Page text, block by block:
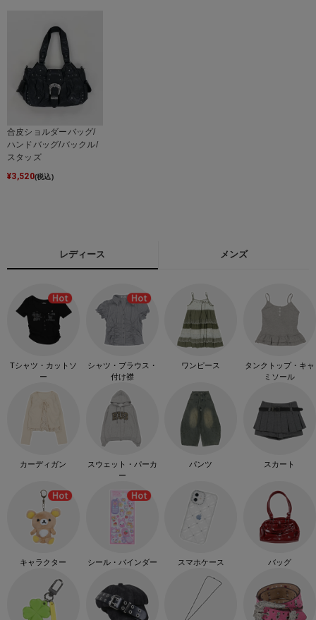
合皮ショルダーバッグ/
ハンドバッグ/バックル/
スタッズ
¥3,520(税込)
レディース メンズ
Tシャツ・カットソ
ー
シャツ・ブラウス・
付け襟
ワンピース
タンクトップ・キャ
ミソール
カーディガン
スウェット・パーカ
ー
パンツ スカート
キャラクター シール・バインダー スマホケース バッグ